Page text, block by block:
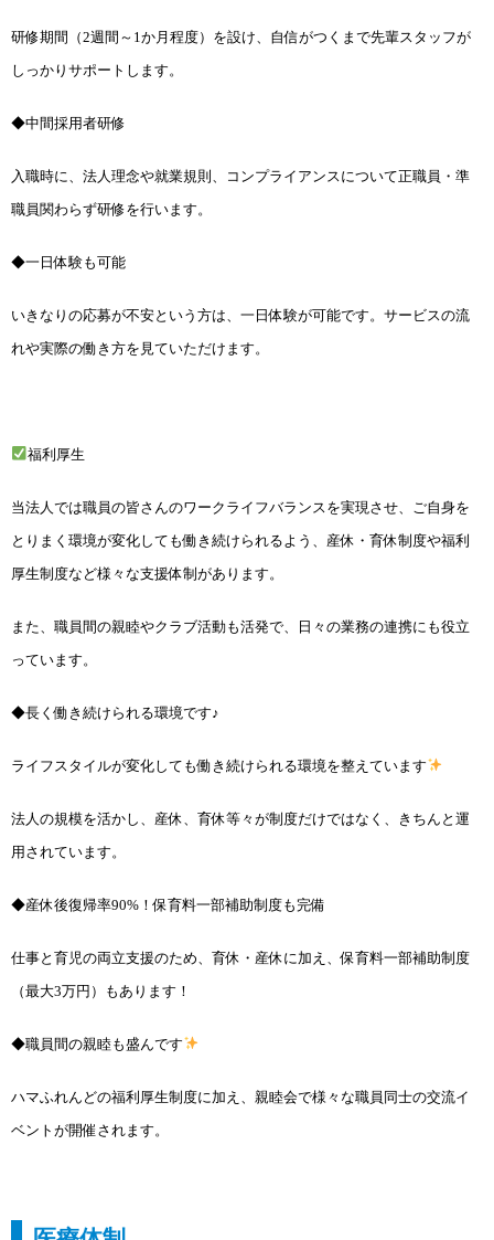
研修期間（2週間～1か月程度）を設け、自信がつくまで先輩スタッフが
しっかりサポートします。
◆中間採用者研修
入職時に、法人理念や就業規則、コンプライアンスについて正職員・準
職員関わらず研修を行います。
◆一日体験も可能
いきなりの応募が不安という方は、一日体験が可能です。サービスの流
れや実際の働き方を見ていただけます。
福利厚生
当法人では職員の皆さんのワークライフバランスを実現させ、ご自身を
とりまく環境が変化しても働き続けられるよう、産休・育休制度や福利
厚生制度など様々な支援体制があります。
また、職員間の親睦やクラブ活動も活発で、日々の業務の連携にも役立
っています。
◆長く働き続けられる環境です♪
ライフスタイルが変化しても働き続けられる環境を整えています
法人の規模を活かし、産休、育休等々が制度だけではなく、きちんと運
用されています。
◆産休後復帰率90%！保育料一部補助制度も完備
仕事と育児の両立支援のため、育休・産休に加え、保育料一部補助制度
（最大3万円）もあります！
◆職員間の親睦も盛んです
ハマふれんどの福利厚生制度に加え、親睦会で様々な職員同士の交流イ
ベントが開催されます。